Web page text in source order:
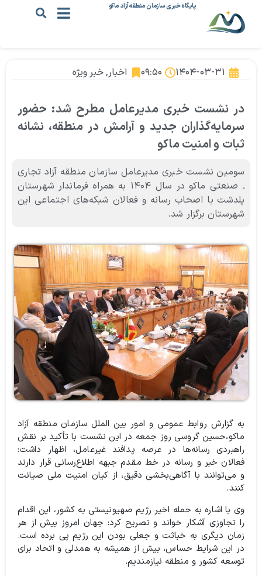
پایگاه خبری سازمان منطقه آزاد ماکو
۱۴۰۴-۰۳-۳۱ ۰۹:۵۰ اخبار,خبر ویژه
در نشست خبری مدیرعامل مطرح شد: حضور
سرمایه‌گذاران جدید و آرامش در منطقه، نشانه
ثبات و امنیت ماکو
سومین نشست خبری مدیرعامل سازمان منطقه آزاد تجاری
ـ صنعتی ماکو در سال ۱۴۰۴ به همراه فرماندار شهرستان
پلدشت با اصحاب رسانه و فعالان شبکه‌های اجتماعی این
شهرستان برگزار شد.
به گزارش روابط عمومی و امور بین الملل سازمان منطقه آزاد
ماکو،حسین گروسی روز جمعه در این نشست با تأکید بر نقش
راهبردی رسانه‌ها در عرصه پدافند غیرعامل، اظهار داشت:
فعالان خبر و رسانه در خط مقدم جبهه اطلاع‌رسانی قرار دارند
و می‌توانند با آگاهی‌بخشی دقیق، از کیان امنیت ملی صیانت
کنند.
وی با اشاره به حمله اخیر رژیم صهیونیستی به کشور، این اقدام
را تجاوزی آشکار خواند و تصریح کرد: جهان امروز بیش از هر
زمان دیگری به خباثت و جعلی بودن این رژیم پی برده است.
در این شرایط حساس، بیش از همیشه به همدلی و اتحاد برای
توسعه کشور و منطقه نیازمندیم.